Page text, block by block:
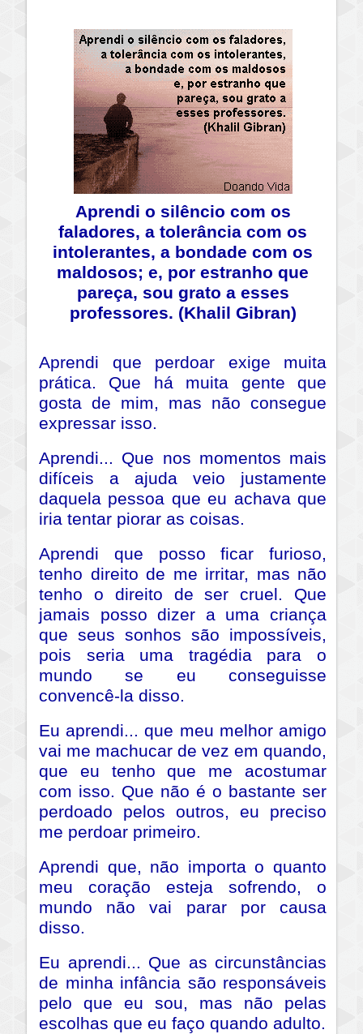
Aprendi o silêncio com os
faladores, a tolerância com os
intolerantes, a bondade com os
maldosos; e, por estranho que
pareça, sou grato a esses
professores. (Khalil Gibran)
Aprendi que perdoar exige muita
prática. Que há muita gente que
gosta de mim, mas não consegue
expressar isso.
Aprendi... Que nos momentos mais
difíceis a ajuda veio justamente
daquela pessoa que eu achava que
iria tentar piorar as coisas.
Aprendi que posso ficar furioso,
tenho direito de me irritar, mas não
tenho o direito de ser cruel. Que
jamais posso dizer a uma criança
que seus sonhos são impossíveis,
pois seria uma tragédia para o
mundo se eu conseguisse
convencê-la disso.
Eu aprendi... que meu melhor amigo
vai me machucar de vez em quando,
que eu tenho que me acostumar
com isso. Que não é o bastante ser
perdoado pelos outros, eu preciso
me perdoar primeiro.
Aprendi que, não importa o quanto
meu coração esteja sofrendo, o
mundo não vai parar por causa
disso.
Eu aprendi... Que as circunstâncias
de minha infância são responsáveis
pelo que eu sou, mas não pelas
escolhas que eu faço quando adulto.